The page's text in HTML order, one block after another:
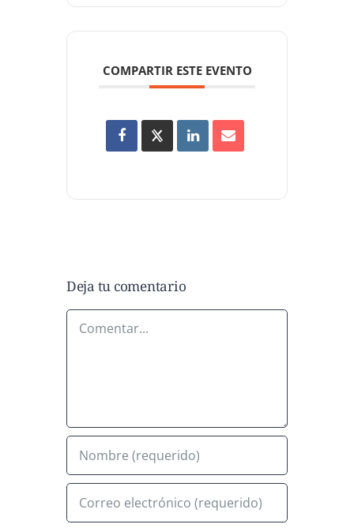
COMPARTIR ESTE EVENTO
Deja tu comentario
Comentar